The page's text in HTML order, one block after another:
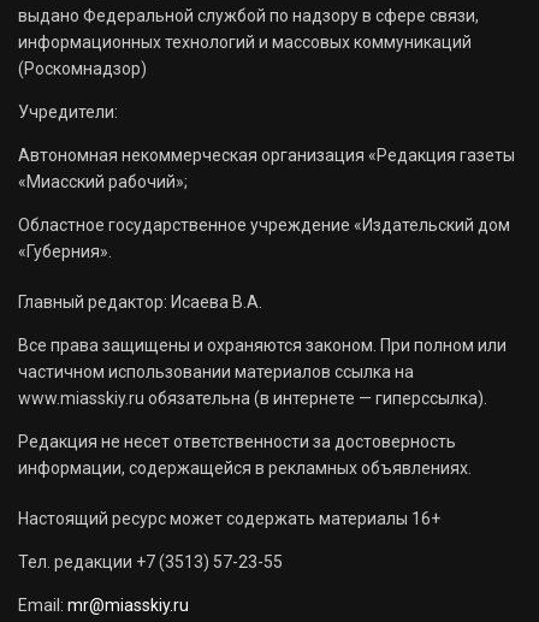
выдано Федеральной службой по надзору в сфере связи,
информационных технологий и массовых коммуникаций
(Роскомнадзор)
Учредители:
Автономная некоммерческая организация «Редакция газеты
«Миасский рабочий»;
Областное государственное учреждение «Издательский дом
«Губерния».
Главный редактор: Исаева В.А.
Все права защищены и охраняются законом. При полном или
частичном использовании материалов ссылка на
www.miasskiy.ru обязательна (в интернете — гиперссылка).
Редакция не несет ответственности за достоверность
информации, содержащейся в рекламных объявлениях.
Настоящий ресурс может содержать материалы 16+
Тел. редакции +7 (3513) 57-23-55
Email: mr@miasskiy.ru